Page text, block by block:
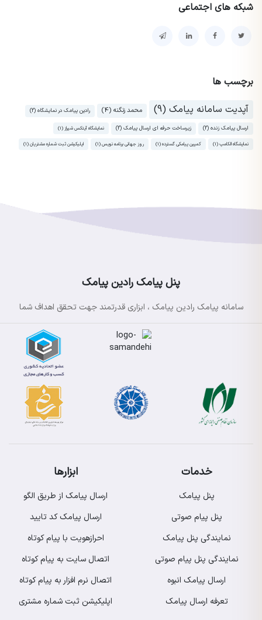
شبکه های اجتماعی
برچسب ها
آپدیت سامانه پیامک (9)
محمد زنگنه (4) رادین پیامک در نمایشگاه (2)
ارسال پیامک زنده (2) زیرساخت حرفه ای ارسال پیامک (2) نمایشگاه آیتکس شیراز (1)
نمایشگاه الکامپ (1) کمپین پیامکی گسترده (1) روز جهانی برنامه نویس (1) اپلیکیشن ثبت شماره مشتریان (1)
پنل پیامک رادین پیامک
سامانه پیامک رادین پیامک ، ابزاری قدرتمند جهت تحقق اهداف شما
خدمات
پنل پیامک
پنل پیام صوتی
نمایندگی پنل پیامک
نمایندگی پنل پیام صوتی
ارسال پیامک انبوه
تعرفه ارسال پیامک
ابزارها
ارسال پیامک از طریق الگو
ارسال پیامک کد تایید
احرازهویت با پیام کوتاه
اتصال سایت به پیام کوتاه
اتصال نرم افزار به پیام کوتاه
اپلیکیشن ثبت شماره مشتری